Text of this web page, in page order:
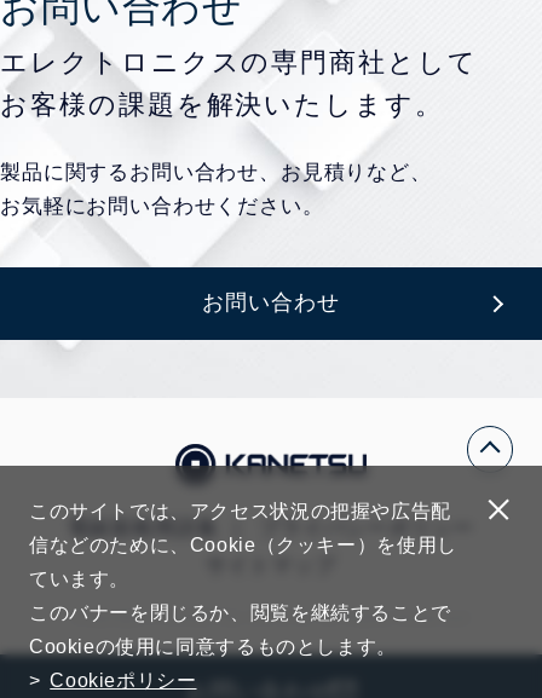
エレクトロニクスの専門商社として
お客様の課題を 解決いたします。
製品に関するお問い合わせ、お見積りなど、
お気軽にお問い合わせください。
お問い合わせ
お問い合わせ
電線規格用語集
プライバシーポリシー
Copyright © KANETSU CO.,LTD. All Rights Reserved
このサイトでは、アクセス状況の把握や広告配
信などのために、Cookie（クッキー）を使用し
ています。
このバナーを閉じるか、閲覧を継続することで
Cookieの使用に同意するものとします。
Cookieポリシー